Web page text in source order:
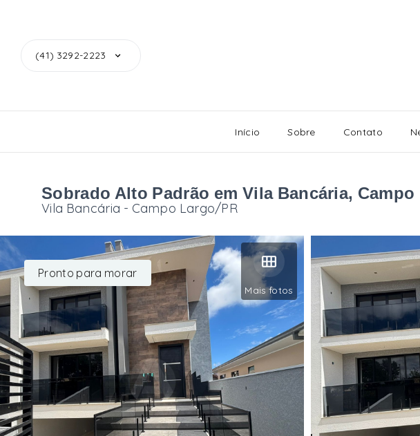
(41) 3292-2223
Início Sobre Contato
Sobrado Alto Padrão em Vila Bancária, Campo
Vila Bancária - Campo Largo/PR
Mais fotos
Pronto para morar